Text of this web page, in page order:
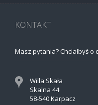
KONTAKT
Masz pytania? Chciałbyś
Willa Skała
Skalna 44
58-540 Karpacz